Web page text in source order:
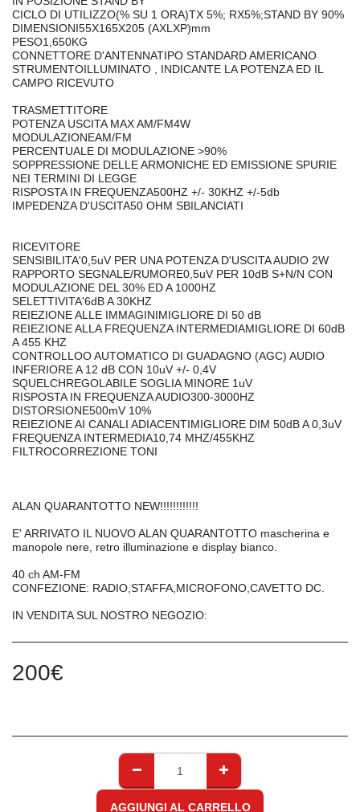
CICLO DI UTILIZZO(% SU 1 ORA)TX 5%; RX5%;STAND BY 90%
DIMENSIONI55X165X205 (AXLXP)mm
PESO1,650KG
CONNETTORE D'ANTENNATIPO STANDARD AMERICANO
STRUMENTOILLUMINATO , INDICANTE LA POTENZA ED IL
CAMPO RICEVUTO
TRASMETTITORE
POTENZA USCITA MAX AM/FM4W
MODULAZIONEAM/FM
PERCENTUALE DI MODULAZIONE >90%
SOPPRESSIONE DELLE ARMONICHE ED EMISSIONE SPURIE
NEI TERMINI DI LEGGE
RISPOSTA IN FREQUENZA500HZ +/- 30KHZ +/-5db
IMPEDENZA D'USCITA50 OHM SBILANCIATI
RICEVITORE
SENSIBILITA'0,5uV PER UNA POTENZA D'USCITA AUDIO 2W
RAPPORTO SEGNALE/RUMORE0,5uV PER 10dB S+N/N CON
MODULAZIONE DEL 30% ED A 1000HZ
SELETTIVITA'6dB A 30KHZ
REIEZIONE ALLE IMMAGINIMIGLIORE DI 50 dB
REIEZIONE ALLA FREQUENZA INTERMEDIAMIGLIORE DI 60dB
A 455 KHZ
CONTROLLOO AUTOMATICO DI GUADAGNO (AGC) AUDIO
INFERIORE A 12 dB CON 10uV +/- 0,4V
SQUELCHREGOLABILE SOGLIA MINORE 1uV
RISPOSTA IN FREQUENZA AUDIO300-3000HZ
DISTORSIONE500mV 10%
REIEZIONE AI CANALI ADIACENTIMIGLIORE DIM 50dB A 0,3uV
FREQUENZA INTERMEDIA10,74 MHZ/455KHZ
FILTROCORREZIONE TONI
ALAN QUARANTOTTO NEW!!!!!!!!!!!!
E' ARRIVATO IL NUOVO ALAN QUARANTOTTO mascherina e
manopole nere, retro illuminazione e display bianco.
40 ch AM-FM
CONFEZIONE: RADIO,STAFFA,MICROFONO,CAVETTO DC.
IN VENDITA SUL NOSTRO NEGOZIO:
200€
AGGIUNGI AL CARRELLO